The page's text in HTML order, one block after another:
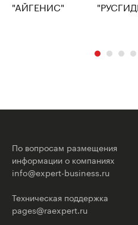
По вопросам размещения
информации о компаниях
info@expert-business.ru
Техническая поддержка
pages@raexpert.ru